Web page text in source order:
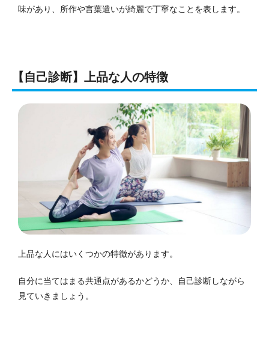
味があり、所作や言葉遣いが綺麗で丁寧なことを表します。
【自己診断】上品な人の特徴
上品な人にはいくつかの特徴があります。
自分に当てはまる共通点があるかどうか、自己診断しながら
見ていきましょう。